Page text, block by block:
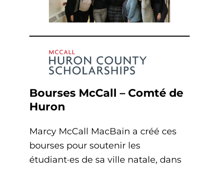
Bourses McCall – Comté de
Huron
Marcy McCall MacBain a créé ces
bourses pour soutenir les
étudiant·es de sa ville natale, dans